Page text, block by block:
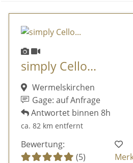
simply Cello...
Wermelskirchen
Gage: auf Anfrage
Antwortet binnen 8h
ca. 82 km entfernt
Bewertung:
(5)